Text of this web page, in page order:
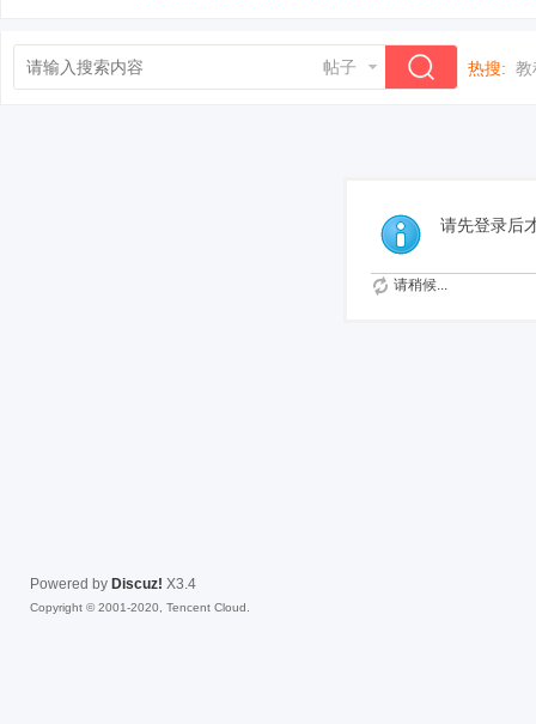
帖子
热搜: 教
请先登录后
请稍候...
Powered by Discuz! X3.4
Copyright © 2001-2020, Tencent Cloud.